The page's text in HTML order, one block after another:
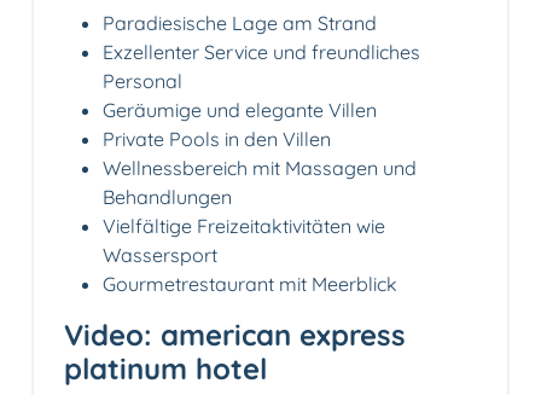
Paradiesische Lage am Strand
Exzellenter Service und freundliches
Personal
Geräumige und elegante Villen
Private Pools in den Villen
Wellnessbereich mit Massagen und
Behandlungen
Vielfältige Freizeitaktivitäten wie
Wassersport
Gourmetrestaurant mit Meerblick
Video: american express
platinum hotel